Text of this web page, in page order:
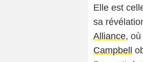
Elle est
sa
Alliance,
Campbell